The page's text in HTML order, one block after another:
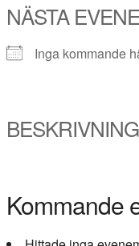
NÄSTA
Inga kommande
BESKRIVNING
Kommande